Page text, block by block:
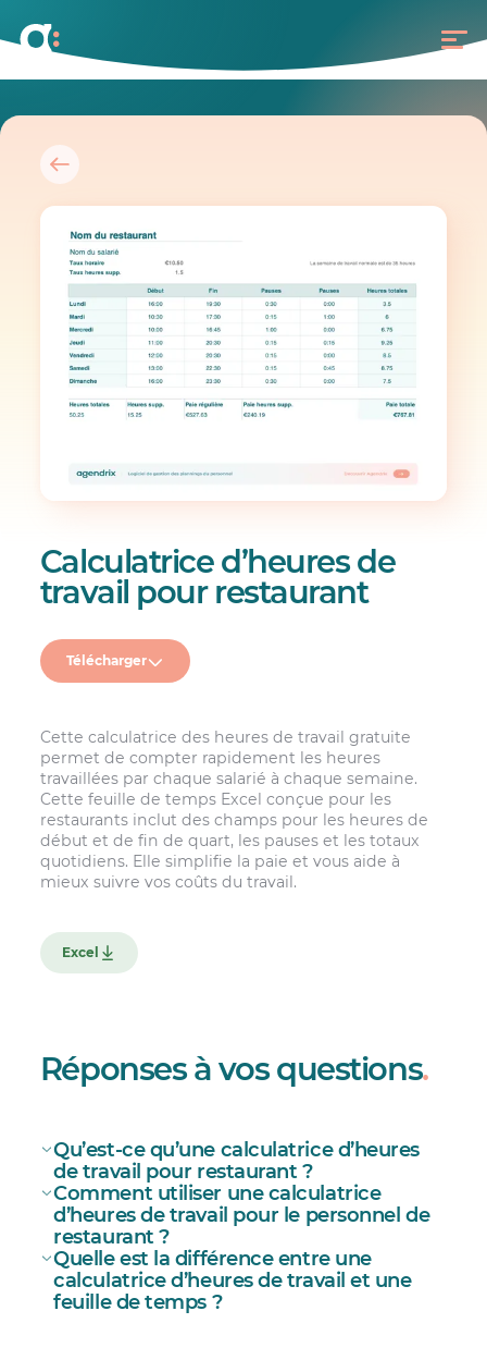
Télécharger
Calculatrice d’heures de
travail pour restaurant
Cette calculatrice des heures de travail gratuite
permet de compter rapidement les heures
travaillées par chaque salarié à chaque semaine.
Cette feuille de temps Excel conçue pour les
restaurants inclut des champs pour les heures de
début et de fin de quart, les pauses et les totaux
quotidiens. Elle simplifie la paie et vous aide à
mieux suivre vos coûts du travail.
Excel
Réponses à vos questions.
Qu’est-ce qu’une calculatrice d’heures
de travail pour restaurant ?
Comment utiliser une calculatrice
d’heures de travail pour le personnel de
restaurant ?
Quelle est la différence entre une
calculatrice d’heures de travail et une
feuille de temps ?